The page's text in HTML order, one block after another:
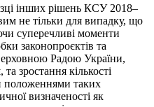
інших рішень КСУ 2018–
не тільки для випадку, що
суперечливі моменти
законопроєктів та
Радою України,
зростання кількості
положеннями таких
визначеності як